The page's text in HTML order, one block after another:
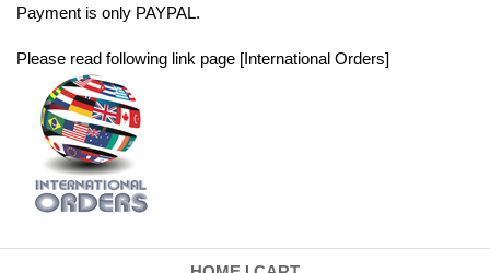
Payment is only PAYPAL.
Please read following link page [International Orders]